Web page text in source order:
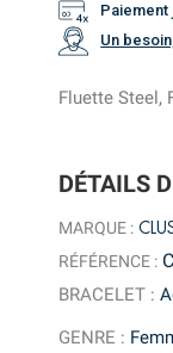
DÉTAILS
MARQUE :
RÉFÉRENCE :
BRACELET :
GENRE :
Paiement
Un
Fluette Steel,